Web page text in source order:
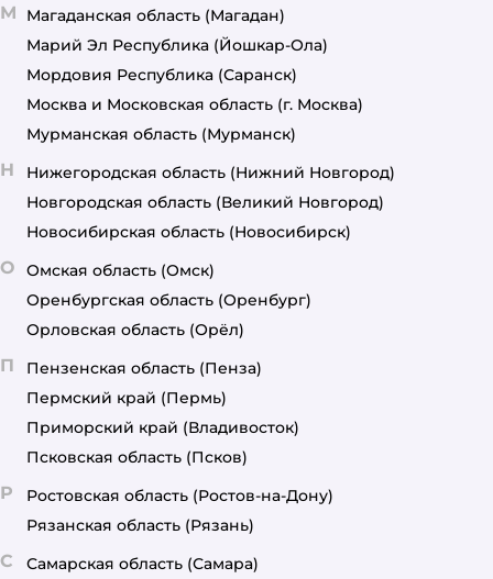
М Магаданская область (Магадан)
Марий Эл Республика (Йошкар-Ола)
Мордовия Республика (Саранск)
Москва и Московская область (г. Москва)
Мурманская область (Мурманск)
Н Нижегородская область (Нижний Новгород)
Новгородская область (Великий Новгород)
Новосибирская область (Новосибирск)
О Омская область (Омск)
Оренбургская область (Оренбург)
Орловская область (Орёл)
П Пензенская область (Пенза)
Пермский край (Пермь)
Приморский край (Владивосток)
Псковская область (Псков)
Р Ростовская область (Ростов-на-Дону)
Рязанская область (Рязань)
С Самарская область (Самара)